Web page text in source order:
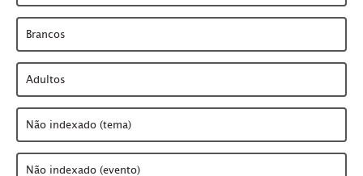
Brancos
Adultos
Não indexado (tema)
Não indexado (evento)